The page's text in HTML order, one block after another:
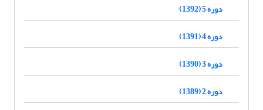
دوره 5 (1392)
دوره 4 (1391)
دوره 3 (1390)
دوره 2 (1389)